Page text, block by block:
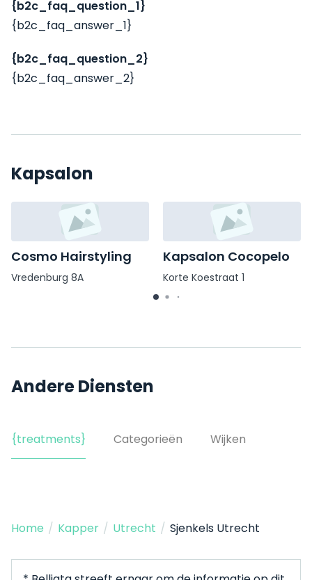
{b2c_faq_question_1}
{b2c_faq_answer_1}
{b2c_faq_question_2}
{b2c_faq_answer_2}
Kapsalon
Cosmo Hairstyling
Vredenburg 8A
Kapsalon Cocopelo
Korte Koestraat 1
Andere Diensten
{treatments} Categorieën Wijken
Home / Kapper / Utrecht / Sjenkels Utrecht